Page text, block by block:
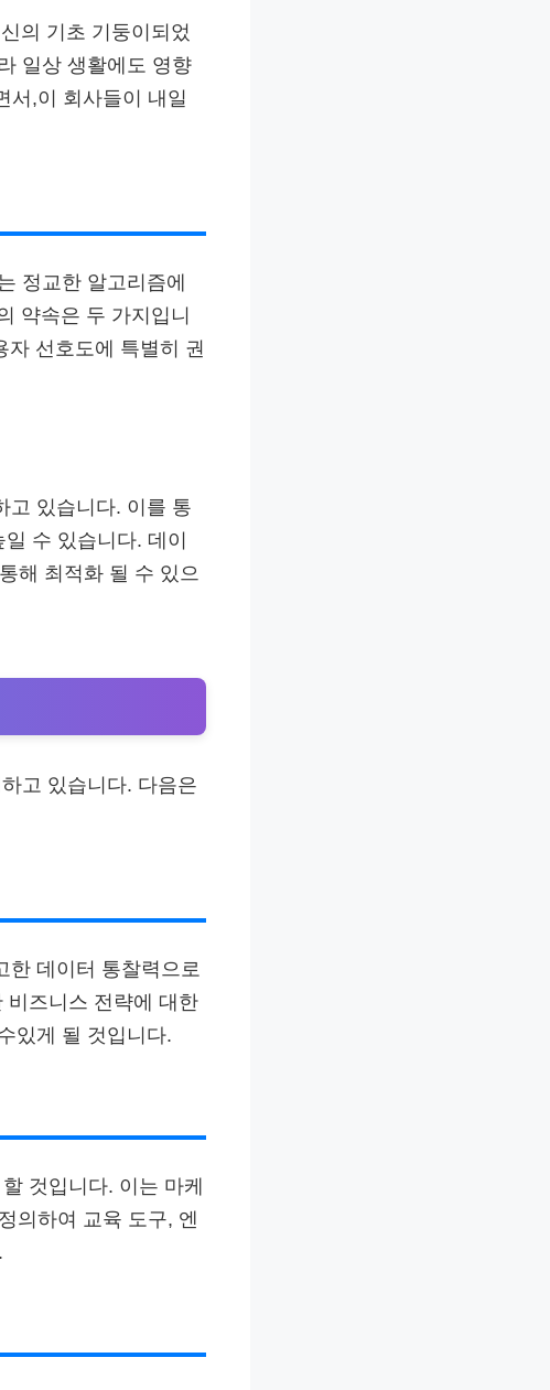
의 기초 기둥이되었
일상 생활에도 영향
서,이 회사들이 내일
정교한 알고리즘에
약속은 두 가지입니
선호도에 특별히 권
고 있습니다. 이를 통
수 있습니다. 데이
해 최적화 될 수 있으
고 있습니다. 다음은
한 데이터 통찰력으로
비즈니스 전략에 대한
있게 될 것입니다.
것입니다. 이는 마케
의하여 교육 도구, 엔